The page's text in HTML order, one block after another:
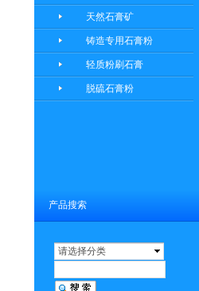
产品搜索
请选择分类
天然石膏矿
铸造专用石膏粉
轻质粉刷石膏
脱硫石膏粉